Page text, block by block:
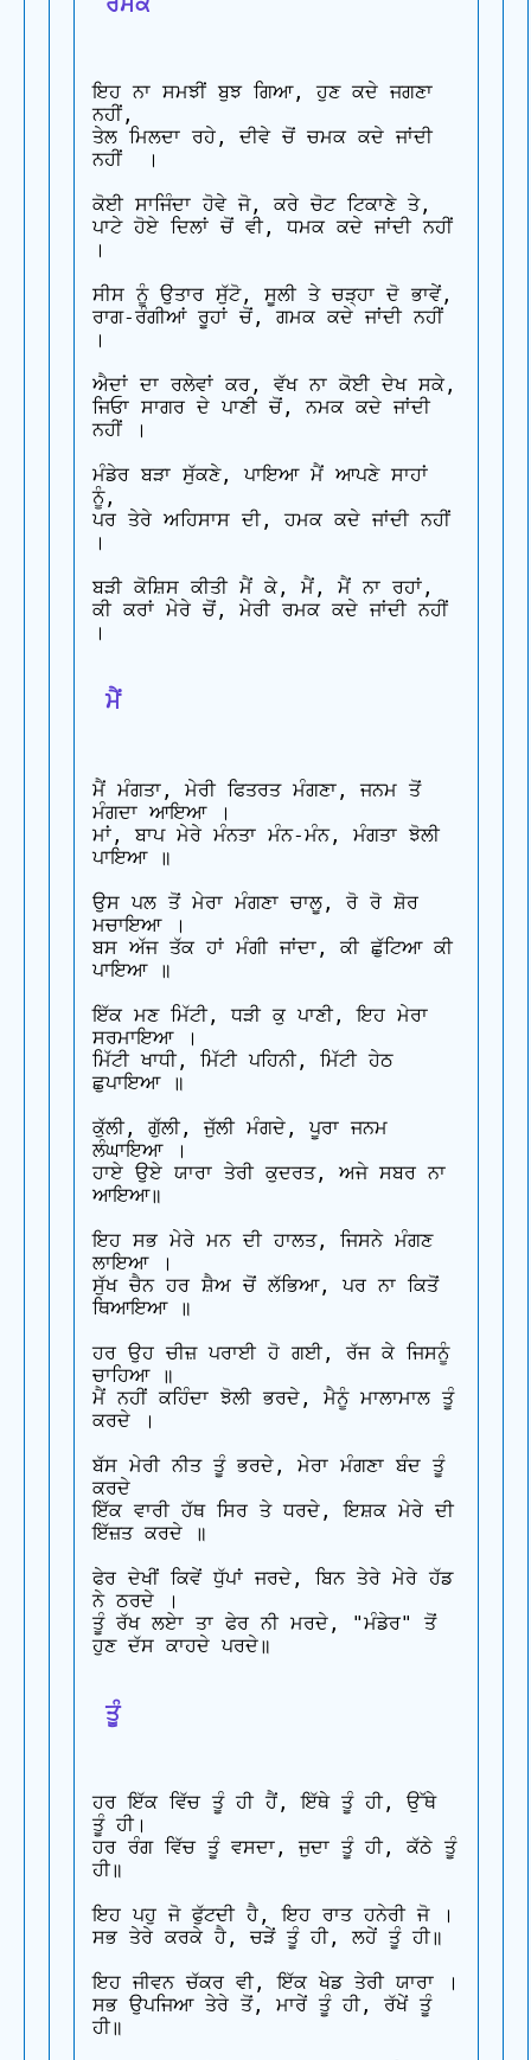
ਇਹ ਨਾ ਸਮਝੀਂ ਬੁਝ ਗਿਆ, ਹੁਣ ਕਦੇ ਜਗਣਾ
ਨਹੀਂ,
ਤੇਲ ਮਿਲਦਾ ਰਹੇ, ਦੀਵੇ ਚੋਂ ਚਮਕ ਕਦੇ ਜਾਂਦੀ
ਨਹੀਂ  ।
ਕੋਈ ਸਾਜਿੰਦਾ ਹੋਵੇ ਜੋ, ਕਰੇ ਚੋਟ ਟਿਕਾਣੇ ਤੇ,
ਪਾਟੇ ਹੋਏ ਦਿਲਾਂ ਚੋਂ ਵੀ, ਧਮਕ ਕਦੇ ਜਾਂਦੀ ਨਹੀਂ
।
ਸੀਸ ਨੂੰ ਉਤਾਰ ਸੁੱਟੋ, ਸੂਲੀ ਤੇ ਚੜ੍ਹਾ ਦੋ ਭਾਵੇਂ,
ਰਾਗ-ਰੰਗੀਆਂ ਰੂਹਾਂ ਚੋਂ, ਗਮਕ ਕਦੇ ਜਾਂਦੀ ਨਹੀਂ
।
ਐਦਾਂ ਦਾ ਰਲੇਵਾਂ ਕਰ, ਵੱਖ ਨਾ ਕੋਈ ਦੇਖ ਸਕੇ,
ਜਿਓਾ ਸਾਗਰ ਦੇ ਪਾਣੀ ਚੋਂ, ਨਮਕ ਕਦੇ ਜਾਂਦੀ
ਨਹੀਂ ।
ਮੰਡੇਰ ਬੜਾ ਸੁੱਕਣੇ, ਪਾਇਆ ਮੈਂ ਆਪਣੇ ਸਾਹਾਂ
ਨੂੰ,
ਪਰ ਤੇਰੇ ਅਹਿਸਾਸ ਦੀ, ਹਮਕ ਕਦੇ ਜਾਂਦੀ ਨਹੀਂ
।
ਬੜੀ ਕੋਸ਼ਿਸ ਕੀਤੀ ਮੈਂ ਕੇ, ਮੈਂ, ਮੈਂ ਨਾ ਰਹਾਂ,
ਕੀ ਕਰਾਂ ਮੇਰੇ ਚੋਂ, ਮੇਰੀ ਰਮਕ ਕਦੇ ਜਾਂਦੀ ਨਹੀਂ
।
ਮੈਂ
ਮੈਂ ਮੰਗਤਾ, ਮੇਰੀ ਫਿਤਰਤ ਮੰਗਣਾ, ਜਨਮ ਤੋਂ
ਮੰਗਦਾ ਆਇਆ ।
ਮਾਂ, ਬਾਪ ਮੇਰੇ ਮੰਨਤਾ ਮੰਨ-ਮੰਨ, ਮੰਗਤਾ ਝੋਲੀ
ਪਾਇਆ ॥
ਉਸ ਪਲ ਤੋਂ ਮੇਰਾ ਮੰਗਣਾ ਚਾਲੂ, ਰੋ ਰੋ ਸ਼ੋਰ
ਮਚਾਇਆ ।
ਬਸ ਅੱਜ ਤੱਕ ਹਾਂ ਮੰਗੀ ਜਾਂਦਾ, ਕੀ ਛੁੱਟਿਆ ਕੀ
ਪਾਇਆ ॥
ਇੱਕ ਮਣ ਮਿੱਟੀ, ਧੜੀ ਕੁ ਪਾਣੀ, ਇਹ ਮੇਰਾ
ਸਰਮਾਇਆ ।
ਮਿੱਟੀ ਖਾਧੀ, ਮਿੱਟੀ ਪਹਿਨੀ, ਮਿੱਟੀ ਹੇਠ
ਛੁਪਾਇਆ ॥
ਕੁੱਲੀ, ਗੁੱਲੀ, ਜੁੱਲੀ ਮੰਗਦੇ, ਪੂਰਾ ਜਨਮ
ਲੰਘਾਇਆ ।
ਹਾਏ ਉਏ ਯਾਰਾ ਤੇਰੀ ਕੁਦਰਤ, ਅਜੇ ਸਬਰ ਨਾ
ਆਇਆ॥
ਇਹ ਸਭ ਮੇਰੇ ਮਨ ਦੀ ਹਾਲਤ, ਜਿਸਨੇ ਮੰਗਣ
ਲਾਇਆ ।
ਸੁੱਖ ਚੈਨ ਹਰ ਸ਼ੈਅ ਚੋਂ ਲੱਭਿਆ, ਪਰ ਨਾ ਕਿਤੋਂ
ਥਿਆਇਆ ॥
ਹਰ ਉਹ ਚੀਜ਼ ਪਰਾਈ ਹੋ ਗਈ, ਰੱਜ ਕੇ ਜਿਸਨੂੰ
ਚਾਹਿਆ ॥
ਮੈਂ ਨਹੀਂ ਕਹਿੰਦਾ ਝੋਲੀ ਭਰਦੇ, ਮੈਨੂੰ ਮਾਲਾਮਾਲ ਤੂੰ
ਕਰਦੇ ।
ਬੱਸ ਮੇਰੀ ਨੀਤ ਤੂੰ ਭਰਦੇ, ਮੇਰਾ ਮੰਗਣਾ ਬੰਦ ਤੂੰ
ਕਰਦੇ
ਇੱਕ ਵਾਰੀ ਹੱਥ ਸਿਰ ਤੇ ਧਰਦੇ, ਇਸ਼ਕ ਮੇਰੇ ਦੀ
ਇੱਜ਼ਤ ਕਰਦੇ ॥
ਫੇਰ ਦੇਖੀਂ ਕਿਵੇਂ ਧੁੱਪਾਂ ਜਰਦੇ, ਬਿਨ ਤੇਰੇ ਮੇਰੇ ਹੱਡ
ਨੇ ਠਰਦੇ ।
ਤੂੰ ਰੱਖ ਲਏਾ ਤਾ ਫੇਰ ਨੀ ਮਰਦੇ, "ਮੰਡੇਰ" ਤੋਂ
ਹੁਣ ਦੱਸ ਕਾਹਦੇ ਪਰਦੇ॥
ਤੂੰ
ਹਰ ਇੱਕ ਵਿੱਚ ਤੂੰ ਹੀ ਹੈਂ, ਇੱਥੇ ਤੂੰ ਹੀ, ਉੱਥੇ
ਤੂੰ ਹੀ।
ਹਰ ਰੰਗ ਵਿੱਚ ਤੂੰ ਵਸਦਾ, ਜੁਦਾ ਤੂੰ ਹੀ, ਕੱਠੇ ਤੂੰ
ਹੀ॥
ਇਹ ਪਹੁ ਜੋ ਫੁੱਟਦੀ ਹੈ, ਇਹ ਰਾਤ ਹਨੇਰੀ ਜੋ ।
ਸਭ ਤੇਰੇ ਕਰਕੇ ਹੈ, ਚੜੇਂ ਤੂੰ ਹੀ, ਲਹੇਂ ਤੂੰ ਹੀ॥
ਇਹ ਜੀਵਨ ਚੱਕਰ ਵੀ, ਇੱਕ ਖੇਡ ਤੇਰੀ ਯਾਰਾ ।
ਸਭ ਉਪਜਿਆ ਤੇਰੇ ਤੋਂ, ਮਾਰੇਂ ਤੂੰ ਹੀ, ਰੱਖੇਂ ਤੂੰ
ਹੀ॥